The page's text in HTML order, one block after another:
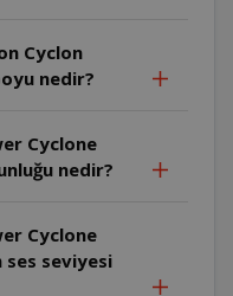
Cyclon
nedir?
Cyclone
Filtreli Süpürge'nin kablo uzunluğu nedir?
Cyclone
seviyesi